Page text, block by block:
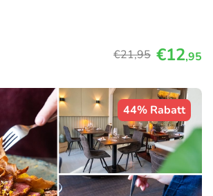
€21,95 €12,95
44% Rabatt